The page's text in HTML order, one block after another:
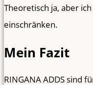
Theoretisch ja, aber
einschränken.
Mein Fazit
RINGANA ADDS sind